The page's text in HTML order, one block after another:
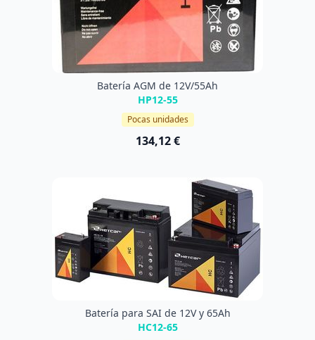
Batería AGM de 12V/55Ah
HP12-55
Pocas unidades
134,12 €
Batería para SAI de 12V y 65Ah
HC12-65